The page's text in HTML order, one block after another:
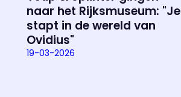
naar het Rijksmuseum: "Je
stapt in de wereld van
Ovidius"
19-03-2026